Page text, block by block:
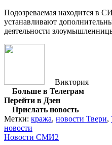
Подозреваемая находится в
устанавливают
деятельности
Виктория
Больше в Телеграм
Перейти в Дзен
Прислать новость
Метки: кража, новости Твери,
новости
Новости СМИ2